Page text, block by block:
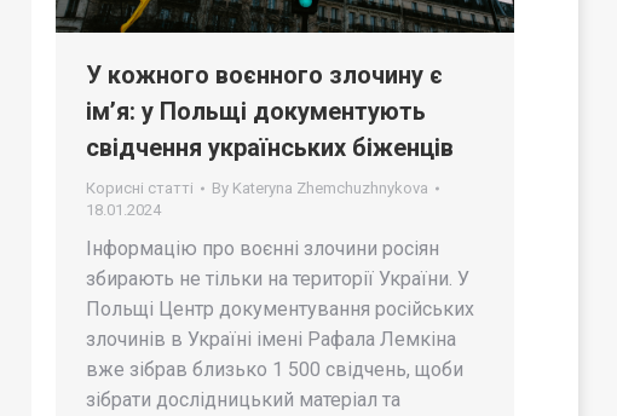
У кожного воєнного злочину є
ім’я: у Польщі документують
свідчення українських біженців
Корисні статті By Kateryna Zhemchuzhnykova
18.01.2024
Інформацію про воєнні злочини росіян
збирають не тільки на території України. У
Польщі Центр документування російських
злочинів в Україні імені Рафала Лемкіна
вже зібрав близько 1 500 свідчень, щоби
зібрати дослідницький матеріал та